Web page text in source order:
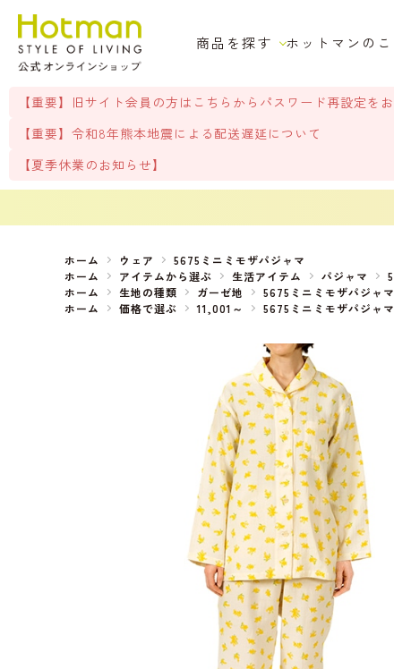
商品を探す ホットマンのこ
【重要】旧サイト会員の方はこちらからパスワード再設定を
【重要】令和8年熊本地震による配送遅延について
【夏季休業のお知らせ】
ホーム ウェア
5675ミニミモザパジャマ
ホーム
アイテムから選ぶ 生活アイテム パジャマ
ホーム
生地の種類 ガーゼ地
5675ミニミモザパジャマ
ホーム
価格で選ぶ 11,001～ 5675ミニミモザパジャマ